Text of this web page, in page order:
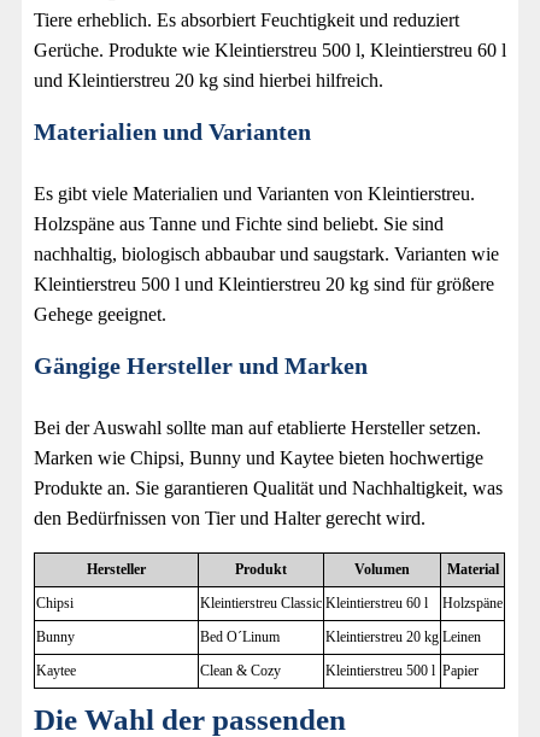
Tiere erheblich. Es absorbiert Feuchtigkeit und reduziert
Gerüche. Produkte wie Kleintierstreu 500 l, Kleintierstreu 60 l
und Kleintierstreu 20 kg sind hierbei hilfreich.
Materialien und Varianten
Es gibt viele Materialien und Varianten von Kleintierstreu.
Holzspäne aus Tanne und Fichte sind beliebt. Sie sind
nachhaltig, biologisch abbaubar und saugstark. Varianten wie
Kleintierstreu 500 l und Kleintierstreu 20 kg sind für größere
Gehege geeignet.
Gängige Hersteller und Marken
Bei der Auswahl sollte man auf etablierte Hersteller setzen.
Marken wie Chipsi, Bunny und Kaytee bieten hochwertige
Produkte an. Sie garantieren Qualität und Nachhaltigkeit, was
den Bedürfnissen von Tier und Halter gerecht wird.
Hersteller Produkt Volumen
Material
Chipsi
Kleintierstreu Classic Kleintierstreu 60 l
Holzspäne
Bunny
Bed O´Linum Kleintierstreu 20 kg Leinen
Kaytee
Clean & Cozy Kleintierstreu 500 l Papier
Die Wahl der passenden